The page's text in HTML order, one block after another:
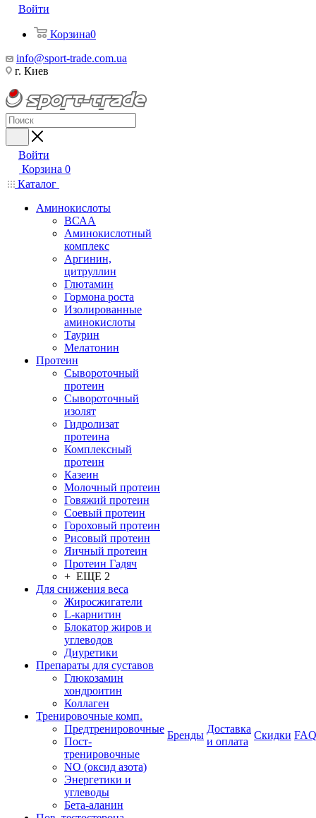
Войти
Корзина0
info@sport-trade.com.ua
г. Киев
Войти
Корзина 0
Каталог
Аминокислоты
ВСАА
Аминокислотный
комплекс
Аргинин,
цитруллин
Глютамин
Гормона роста
Изолированные
аминокислоты
Таурин
Мелатонин
Протеин
Сывороточный
протеин
Сывороточный
изолят
Гидролизат
протеина
Комплексный
протеин
Казеин
Молочный протеин
Говяжий протеин
Соевый протеин
Гороховый протеин
Рисовый протеин
Яичный протеин
Протеин Гадяч
+ ЕЩЕ 2
Для снижения веса
Жиросжигатели
L-карнитин
Блокатор жиров и
углеводов
Диуретики
Препараты для суставов
Глюкозамин
хондроитин
Коллаген
Тренировочные комп.
Предтренировочные
Пост-
тренировочные
NO (оксид азота)
Энергетики и
углеводы
Бета-аланин
Бренды
Доставка
и оплата
Скидки FAQ